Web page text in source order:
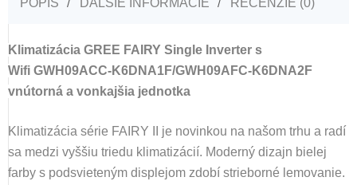
Klimatizácia GREE FAIRY Single Inverter s
Wifi GWH09ACC-K6DNA1F/GWH09AFC-K6DNA2F
vnútorná a vonkajšia jednotka
Klimatizácia série FAIRY II je novinkou na našom trhu a radí
sa medzi vyššiu triedu klimatizácií. Moderný dizajn bielej
farby s podsvieteným displejom zdobí strieborné lemovanie.